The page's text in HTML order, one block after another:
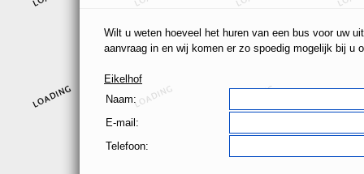
Wilt u weten hoeveel het huren van een bus voor uw
aanvraag in en wij komen er zo spoedig mogelijk bij u
Eikelhof
Naam:
E-mail:
Telefoon: